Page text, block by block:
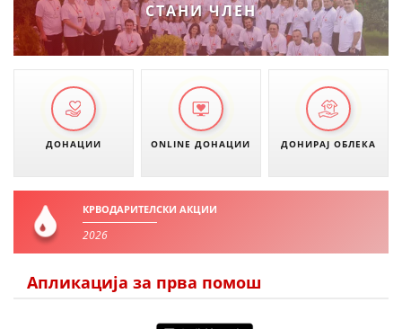
СТАНИ ЧЛЕН
ДОНАЦИИ ONLINE ДОНАЦИИ ДОНИРАЈ ОБЛЕКА
КРВОДАРИТЕЛСКИ АКЦИИ
2026
Апликација за прва помош